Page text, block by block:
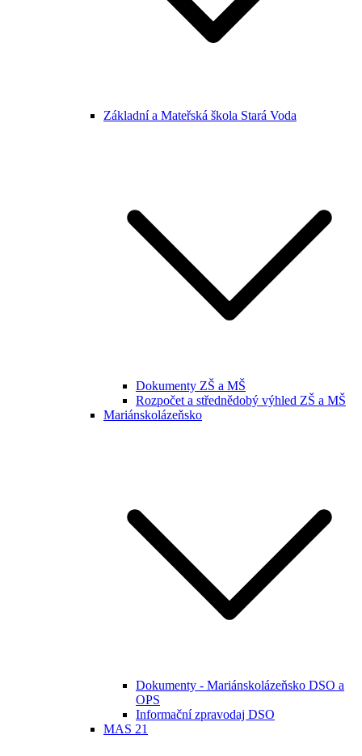
Základní a Mateřská škola Stará Voda
Dokumenty ZŠ a MŠ
Rozpočet a střednědobý výhled ZŠ a MŠ
Mariánskolázeňsko
Dokumenty - Mariánskolázeňsko DSO a
OPS
Informační zpravodaj DSO
MAS 21